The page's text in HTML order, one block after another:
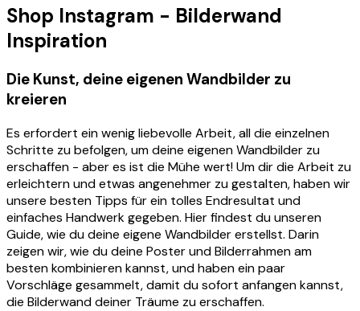
Shop Instagram - Bilderwand
Inspiration
Die Kunst, deine eigenen Wandbilder zu
kreieren
Es erfordert ein wenig liebevolle Arbeit, all die einzelnen
Schritte zu befolgen, um deine eigenen Wandbilder zu
erschaffen - aber es ist die Mühe wert! Um dir die Arbeit zu
erleichtern und etwas angenehmer zu gestalten, haben wir
unsere besten Tipps für ein tolles Endresultat und
einfaches Handwerk gegeben. Hier findest du unseren
Guide, wie du deine eigene Wandbilder erstellst. Darin
zeigen wir, wie du deine Poster und Bilderrahmen am
besten kombinieren kannst, und haben ein paar
Vorschläge gesammelt, damit du sofort anfangen kannst,
die Bilderwand deiner Träume zu erschaffen.